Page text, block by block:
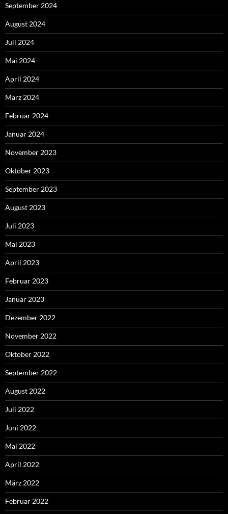
September 2024
August 2024
Juli 2024
Mai 2024
April 2024
März 2024
Februar 2024
Januar 2024
November 2023
Oktober 2023
September 2023
August 2023
Juli 2023
Mai 2023
April 2023
Februar 2023
Januar 2023
Dezember 2022
November 2022
Oktober 2022
September 2022
August 2022
Juli 2022
Juni 2022
Mai 2022
April 2022
März 2022
Februar 2022